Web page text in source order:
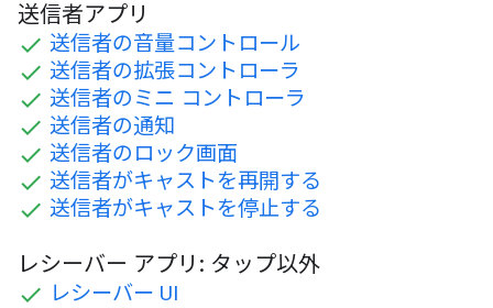
送信者アプリ
送信者の音量コントロール
送信者の拡張コントローラ
送信者のミニ コントローラ
送信者の通知
送信者のロック画面
送信者がキャストを再開する
送信者がキャストを停止する
レシーバー アプリ: タップ以外
レシーバー UI